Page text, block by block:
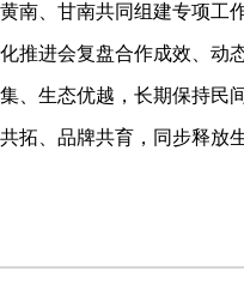
、甘南共同组建专项工
推进会复盘合作成效、动
生态优越，长期保持民
拓、品牌共育，同步释放